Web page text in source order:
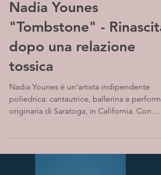
Nadia Younes
"Tombstone" - Rinascita
dopo una relazione
tossica
Nadia Younes è un'artista indipendente
poliedrica: cantautrice, ballerina e
originaria di Saratoga, in California. Con